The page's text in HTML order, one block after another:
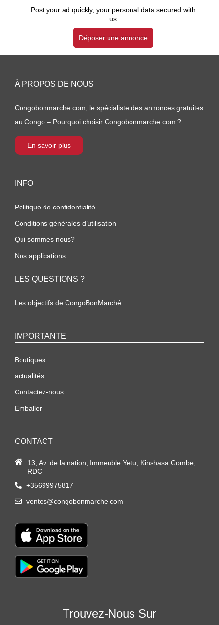
Post your ad quickly, your personal data secured with
us
Déposer une annonce
À PROPOS DE NOUS
Congobonmarche.com, le spécialiste des annonces gratuites
au Congo – Pourquoi choisir Congobonmarche.com ?
En savoir plus
INFO
Politique de confidentialité
Conditions générales d’utilisation
Qui sommes nous?
Nos applications
LES QUESTIONS ?
Les objectifs de CongoBonMarché.
IMPORTANTE
Boutiques
actualités
Contactez-nous
Emballer
CONTACT
13, Av. de la nation, Immeuble Yetu, Kinshasa Gombe,
RDC
+35699975817
ventes@congobonmarche.com
Trouvez-Nous Sur